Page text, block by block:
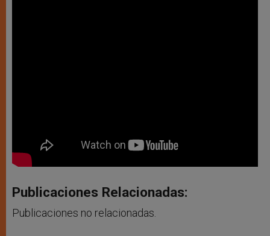
Publicaciones Relacionadas:
Publicaciones no relacionadas.